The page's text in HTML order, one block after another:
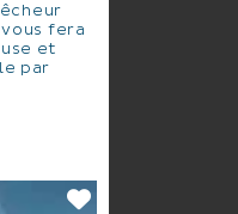
fera
et
par